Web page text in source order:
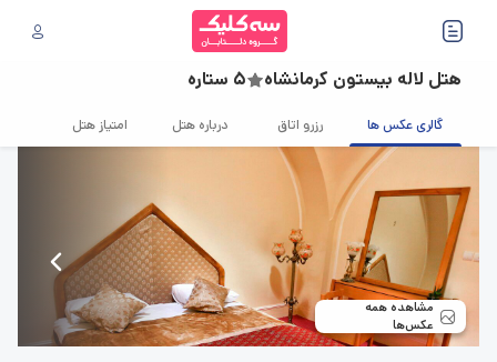
هتل لاله بیستون کرمانشاه 5 ستاره
گالری عکس ها رزرو اتاق درباره هتل امتیاز هتل
مشاهده همه
عکس‌ها